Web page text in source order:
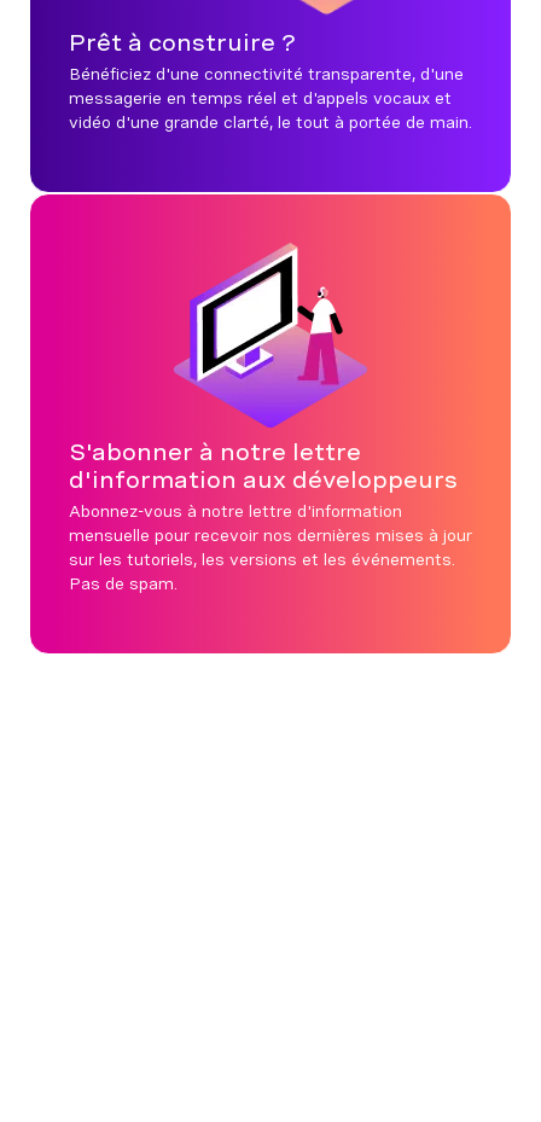
Prêt à construire ?
Bénéficiez d'une connectivité transparente, d'une
messagerie en temps réel et d'appels vocaux et
vidéo d'une grande clarté, le tout à portée de main.
S'abonner à notre lettre
d'information aux développeurs
Abonnez-vous à notre lettre d'information
mensuelle pour recevoir nos dernières mises à jour
sur les tutoriels, les versions et les événements.
Pas de spam.